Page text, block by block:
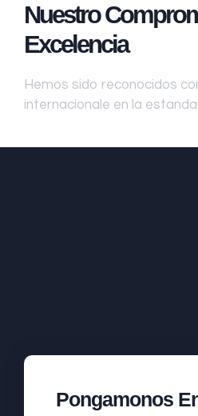
Nuestro
Excelencia
Hemos sido reconocidos
internacionale en la
Pongamonos